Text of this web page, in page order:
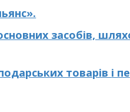
засобів,
товарів і